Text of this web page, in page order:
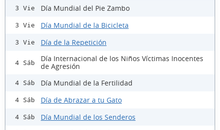
3 Vie Día Mundial del Pie Zambo
3 Vie Día Mundial de la Bicicleta
3 Vie Día de la Repetición
4 Sáb
Día Internacional de los Niños Víctimas Inocentes
de Agresión
4 Sáb Día Mundial de la Fertilidad
4 Sáb Día de Abrazar a tu Gato
4 Sáb Día Mundial de los Senderos